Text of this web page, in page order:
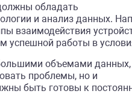
обладать
и анализ данных.
взаимодействия
работы в
объемами данных,
проблемы, но и
быть готовы к